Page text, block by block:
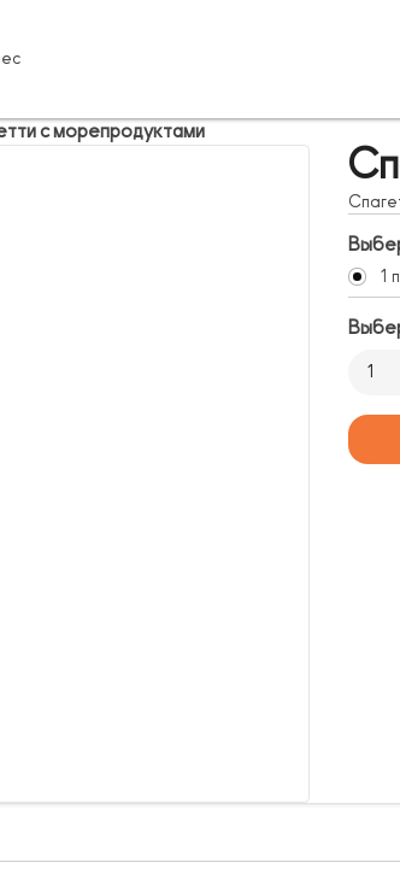
с морепродуктами
1
1